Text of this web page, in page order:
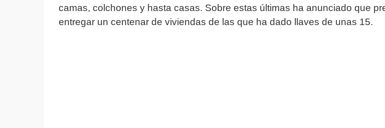
camas, colchones y hasta casas. Sobre estas últimas ha anunciado que
entregar un centenar de viviendas de las que ha dado llaves de unas 15.